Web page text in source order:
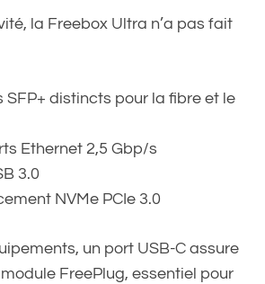
la Freebox Ultra n’a pas fait
SFP+ distincts pour la fibre et le
Ethernet 2,5 Gbp/s
3.0
NVMe PCIe 3.0
un port USB-C assure
FreePlug, essentiel pour